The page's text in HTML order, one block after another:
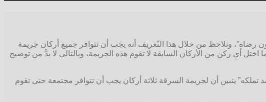
رضاه”، ونلاحظ من خلال هذا التّعريف أنه يجب أن تتوافر جميع أركان جريمة
أي ركن من الأركان السابقة لا تقوم هذه الجريمة، وبالتالي لا بدَّ من توضيح
يتبين أن لجريمة السرقة ثلاثة أركان يجب أن تتوافر مجتمعة حتى تقوم